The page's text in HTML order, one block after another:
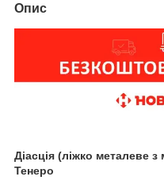
Опис
Діасція (ліжко металеве
Тенеро